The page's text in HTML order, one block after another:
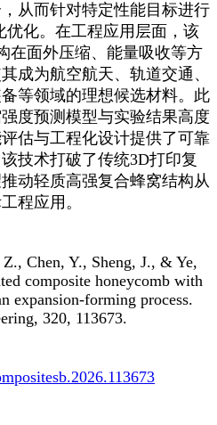
从而针对特定性能目标进行
优化。在工程应用层面，该
在面外压缩、能量吸收等方
成为航空航天、轨道交通、
等领域的理想候选材料。此
度预测模型与实验结果高度
估与工程化设计提供了可靠
技术打破了传统3D打印复
动轻质高强复合蜂窝结构从
程应用。
Chen, Y., Sheng, J., & Ye,
composite honeycomb with
expansion-forming process.
320, 113673.